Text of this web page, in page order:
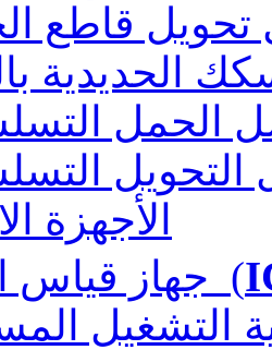
الحديدية
الأجهزة
جهاز قياس التيار (